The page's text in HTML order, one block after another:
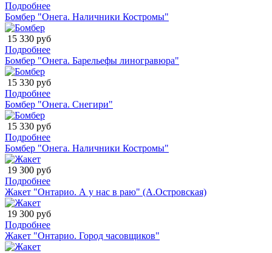
Подробнее
Бомбер "Онега. Наличники Костромы"
15 330 руб
Подробнее
Бомбер "Онега. Барельефы линогравюра"
15 330 руб
Подробнее
Бомбер "Онега. Снегири"
15 330 руб
Подробнее
Бомбер "Онега. Наличники Костромы"
19 300 руб
Подробнее
Жакет "Онтарио. А у нас в раю" (А.Островская)
19 300 руб
Подробнее
Жакет "Онтарио. Город часовщиков"